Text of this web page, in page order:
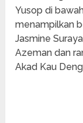
Yusop di
menampilkan
Jasmine
Azeman dan
Akad Kau